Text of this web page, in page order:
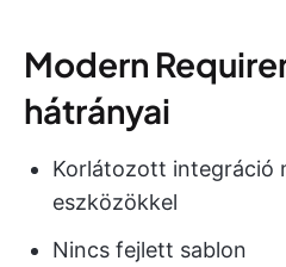
Modern
hátrányai
Korlátozott integráció
eszközökkel
Nincs fejlett sablon